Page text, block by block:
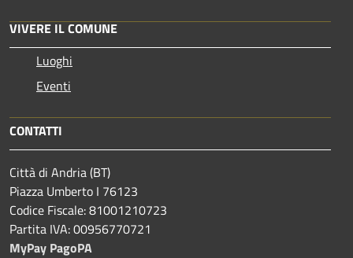
VIVERE IL COMUNE
Luoghi
Eventi
CONTATTI
Città di Andria (BT)
Piazza Umberto I 76123
Codice Fiscale: 81001210723
Partita IVA: 00956770721
MyPay PagoPA